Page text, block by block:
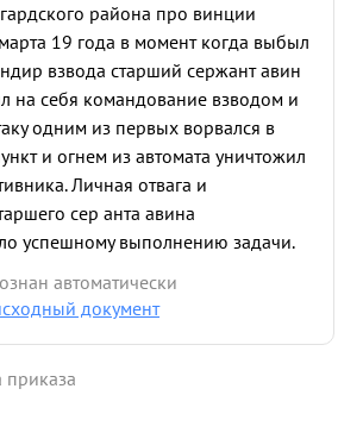
района про винции
19 года в момент когда выбыл
взвода старший сержант авин
на себя командование взводом и
одним из первых ворвался в
и огнем из автомата уничтожил
Личная отвага и
сер анта авина
успешному выполнению задачи.
автоматически
документ
приказа